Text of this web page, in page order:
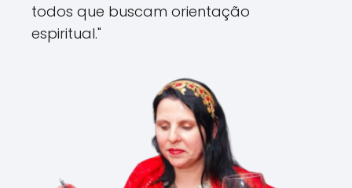
todos que buscam orientação
espiritual."